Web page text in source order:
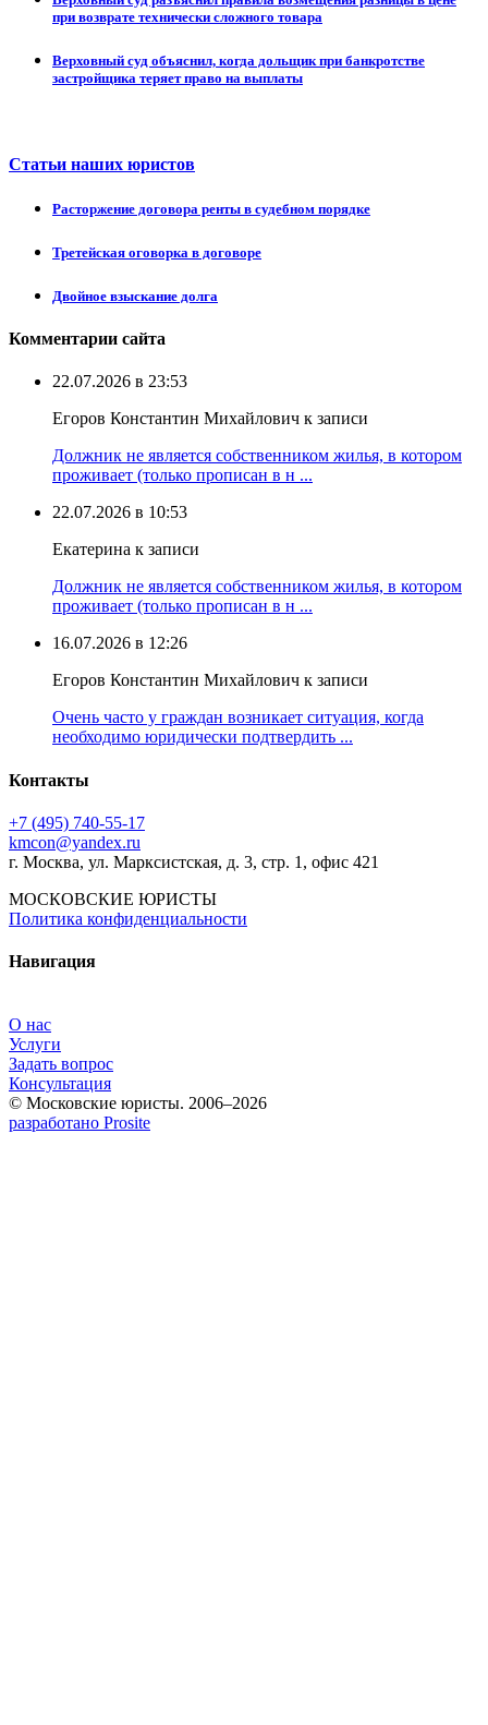
при возврате технически сложного товара
Верховный суд объяснил, когда дольщик при банкротстве
застройщика теряет право на выплаты
Статьи наших юристов
Расторжение договора ренты в судебном порядке
Третейская оговорка в договоре
Двойное взыскание долга
Комментарии сайта
22.07.2026 в 23:53
Егоров Константин Михайлович к записи
Должник не является собственником жилья, в котором
проживает (только прописан в н ...
22.07.2026 в 10:53
Екатерина к записи
Должник не является собственником жилья, в котором
проживает (только прописан в н ...
16.07.2026 в 12:26
Егоров Константин Михайлович к записи
Очень часто у граждан возникает ситуация, когда
необходимо юридически подтвердить ...
Контакты
+7 (495) 740‑55‑17
kmcon@yandex.ru
г. Москва, ул. Марксистская, д. 3, стр. 1, офис 421
МОСКОВСКИЕ ЮРИСТЫ
Политика конфиденциальности
Навигация
О нас
Услуги
Задать вопрос
Консультация
© Московские юристы. 2006–2026
разработано Prosite